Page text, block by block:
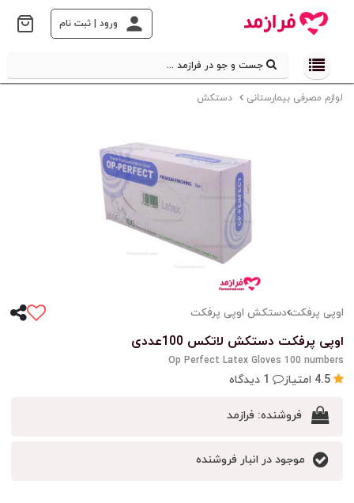
ورود | ثبت نام
جست و جو در فرازمد ...
لوازم مصرفی بیمارستانی دستکش
اوپی پرفکت دستکش اوپی پرفکت
اوپی پرفکت دستکش لاتکس 100عددی
Op Perfect Latex Gloves 100 numbers
4.5 امتیاز 1 دیدگاه
فروشنده: فرازمد
موجود در انبار فروشنده